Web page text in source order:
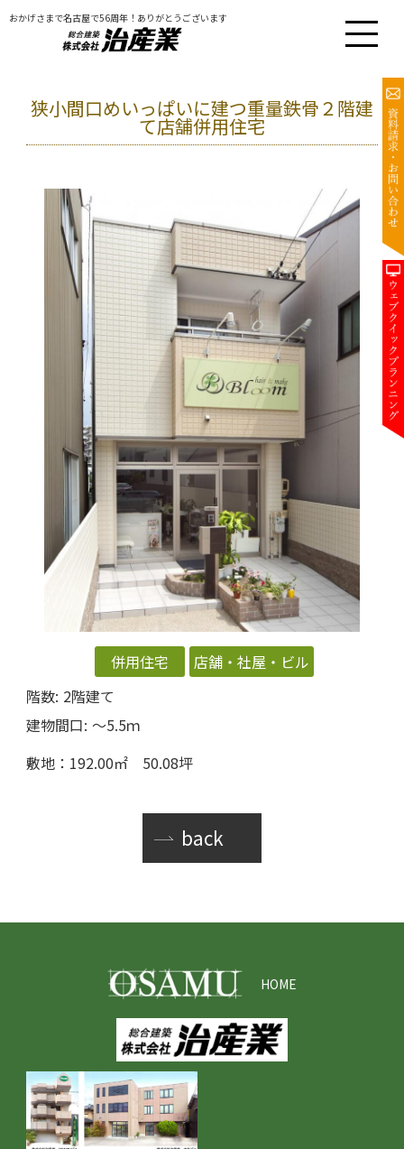
おかげさまで名古屋で56周年！ありがとうございます
狭小間口めいっぱいに建つ重量鉄骨２階建
て店舗併用住宅
併用住宅
店舗・社屋・ビル
階数: 2階建て
建物間口: 〜5.5ｍ
敷地：192.00㎡ 50.08坪
back
HOME